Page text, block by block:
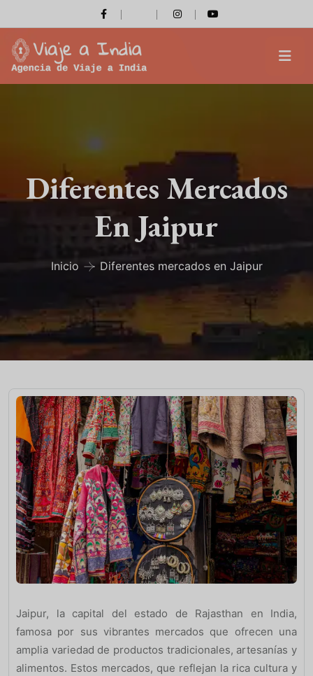
Diferentes Mercados
En Jaipur
Inicio Diferentes mercados en Jaipur
Jaipur, la capital del estado de Rajasthan en India,
famosa por sus vibrantes mercados que ofrecen una
amplia variedad de productos tradicionales, artesanías y
alimentos. Estos mercados, que reflejan la rica cultura y